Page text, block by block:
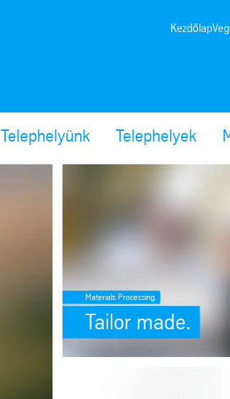
Kezdőlap
Telephelyünk Telephelyek
Materials Processing.
Tailor made.